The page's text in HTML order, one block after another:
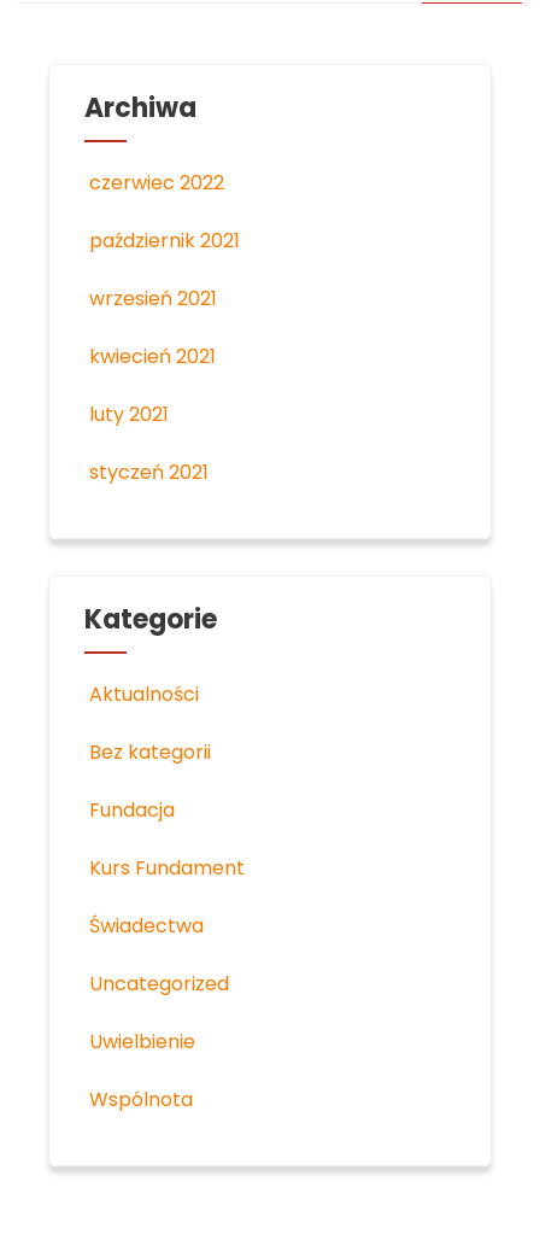
Archiwa
czerwiec 2022
październik 2021
wrzesień 2021
kwiecień 2021
luty 2021
styczeń 2021
Kategorie
Aktualności
Bez kategorii
Fundacja
Kurs Fundament
Świadectwa
Uncategorized
Uwielbienie
Wspólnota